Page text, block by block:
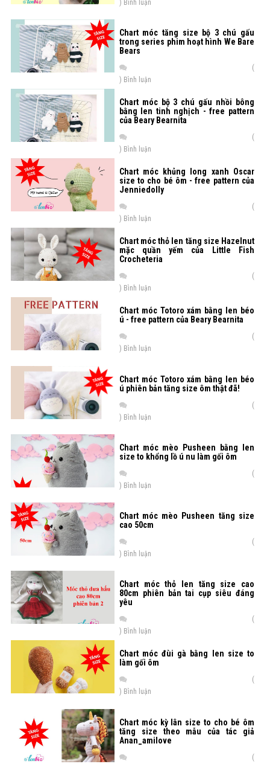
) Bình luận
Chart móc tăng size bộ 3 chú gấu
trong series phim hoạt hình We Bare
Bears
(
) Bình luận
Chart móc bộ 3 chú gấu nhồi bông
bằng len tinh nghịch - free pattern
của Beary Bearnita
(
) Bình luận
Chart móc khủng long xanh Oscar
size to cho bé ôm - free pattern của
Jenniedolly
(
) Bình luận
Chart móc thỏ len tăng size Hazelnut
mặc quần yếm của Little Fish
Crocheteria
(
) Bình luận
Chart móc Totoro xám bằng len béo
ú - free pattern của Beary Bearnita
(
) Bình luận
Chart móc Totoro xám bằng len béo
ú phiên bản tăng size ôm thật đã!
(
) Bình luận
Chart móc mèo Pusheen bằng len
size to khổng lồ ú nu làm gối ôm
(
) Bình luận
Chart móc mèo Pusheen tăng size
cao 50cm
(
) Bình luận
Chart móc thỏ len tăng size cao
80cm phiên bản tai cụp siêu đáng
yêu
(
) Bình luận
Chart móc đùi gà bằng len size to
làm gối ôm
(
) Bình luận
Chart móc kỳ lân size to cho bé ôm
tăng size theo mẫu của tác giả
Anan_amilove
(